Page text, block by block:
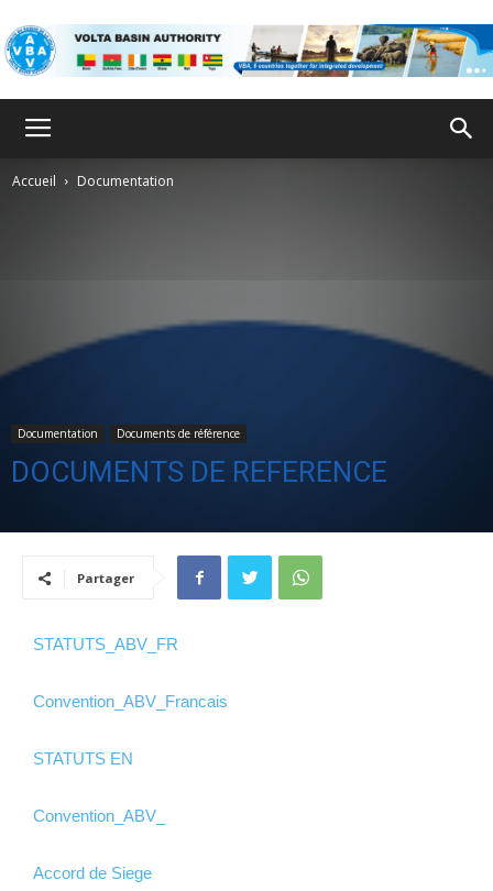
Accueil Documentation
Documentation Documents de référence
DOCUMENTS DE REFERENCE
Partager
STATUTS_ABV_FR
Convention_ABV_Francais
STATUTS EN
Convention_ABV_
Accord de Siege